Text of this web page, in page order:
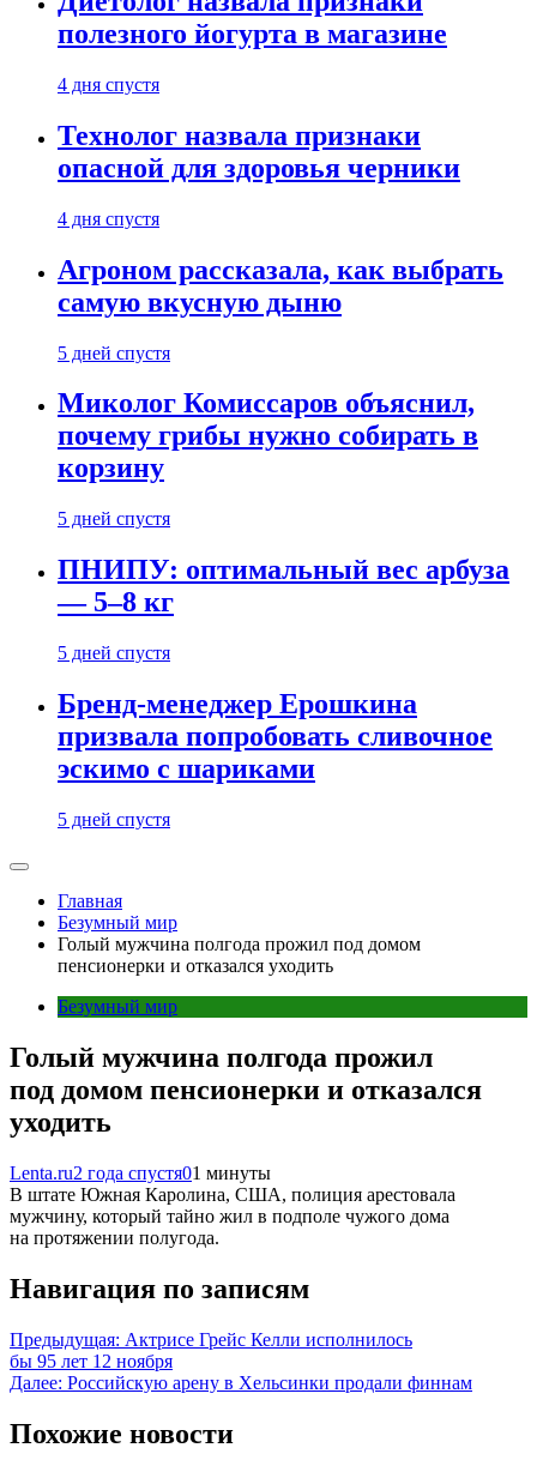
полезного йогурта в магазине
4 дня спустя
Технолог назвала признаки
опасной для здоровья черники
4 дня спустя
Агроном рассказала, как выбрать
самую вкусную дыню
5 дней спустя
Миколог Комиссаров объяснил,
почему грибы нужно собирать в
корзину
5 дней спустя
ПНИПУ: оптимальный вес арбуза
— 5–8 кг
5 дней спустя
Бренд-менеджер Ерошкина
призвала попробовать сливочное
эскимо с шариками
5 дней спустя
Главная
Безумный мир
Голый мужчина полгода прожил под домом
пенсионерки и отказался уходить
Безумный мир
Голый мужчина полгода прожил
под домом пенсионерки и отказался
уходить
Lenta.ru2 года спустя01 минуты
В штате Южная Каролина, США, полиция арестовала
мужчину, который тайно жил в подполе чужого дома
на протяжении полугода.
Навигация по записям
Предыдущая: Актрисе Грейс Келли исполнилось
бы 95 лет 12 ноября
Далее: Российскую арену в Хельсинки продали финнам
Похожие новости